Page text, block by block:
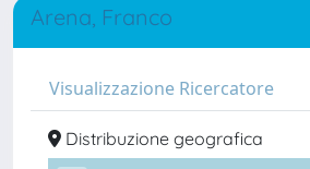
Arena, Franco
Visualizzazione Ricercatore
Distribuzione geografica